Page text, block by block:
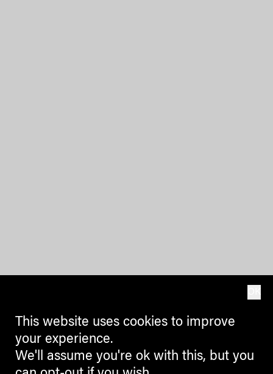
This website uses cookies to improve
your experience.
We'll assume you're ok with this, but you